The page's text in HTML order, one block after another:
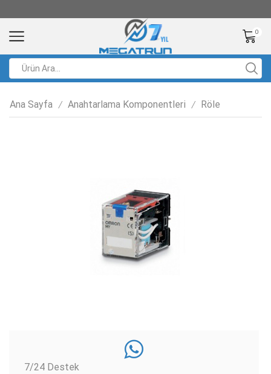
0
Ana Sayfa / Anahtarlama Komponentleri / Röle
7/24 Destek